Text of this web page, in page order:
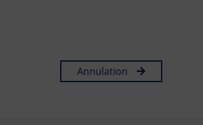
Annulation